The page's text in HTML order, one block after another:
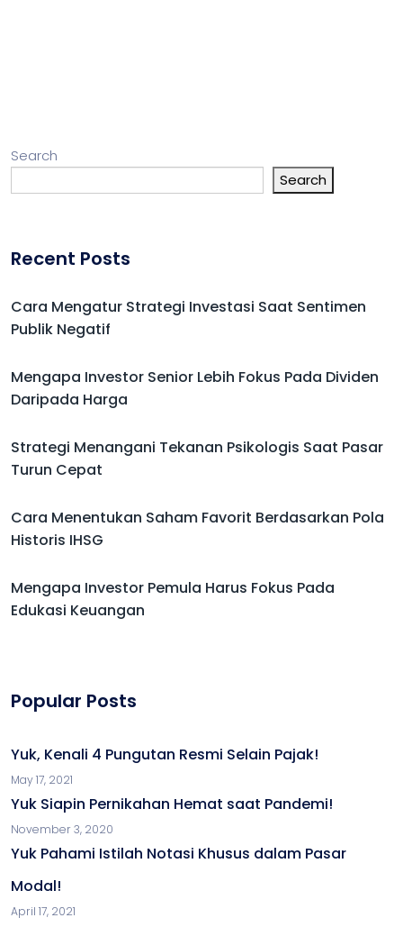
Search
Search
Recent Posts
Cara Mengatur Strategi Investasi Saat Sentimen
Publik Negatif
Mengapa Investor Senior Lebih Fokus Pada Dividen
Daripada Harga
Strategi Menangani Tekanan Psikologis Saat Pasar
Turun Cepat
Cara Menentukan Saham Favorit Berdasarkan Pola
Historis IHSG
Mengapa Investor Pemula Harus Fokus Pada
Edukasi Keuangan
Popular Posts
Yuk, Kenali 4 Pungutan Resmi Selain Pajak!
May 17, 2021
Yuk Siapin Pernikahan Hemat saat Pandemi!
November 3, 2020
Yuk Pahami Istilah Notasi Khusus dalam Pasar
Modal!
April 17, 2021